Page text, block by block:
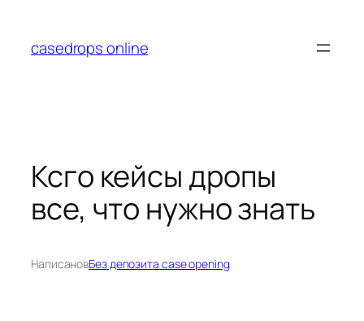
содержимому
casedrops online
Ксго кейсы дропы
все, что нужно знать
НаписановБез депозита case opening